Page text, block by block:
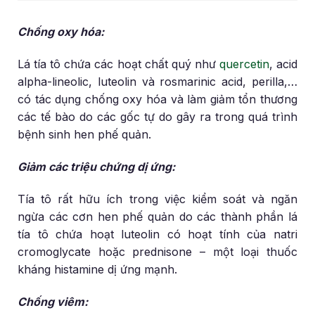
Chống oxy hóa:
Lá tía tô chứa các hoạt chất quý như quercetin, acid
alpha-lineolic, luteolin và rosmarinic acid, perilla,…
có tác dụng chống oxy hóa và làm giảm tổn thương
các tế bào do các gốc tự do gây ra trong quá trình
bệnh sinh hen phế quản.
Giảm các triệu chứng dị ứng:
Tía tô rất hữu ích trong việc kiểm soát và ngăn
ngừa các cơn hen phế quản do các thành phần lá
tía tô chứa hoạt luteolin có hoạt tính của natri
cromoglycate hoặc prednisone – một loại thuốc
kháng histamine dị ứng mạnh.
Chống viêm: